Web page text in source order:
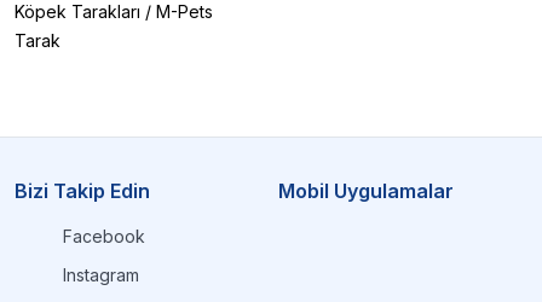
Köpek Tarakları / M-Pets
Tarak
Bizi Takip Edin
Facebook
Instagram
Mobil Uygulamalar